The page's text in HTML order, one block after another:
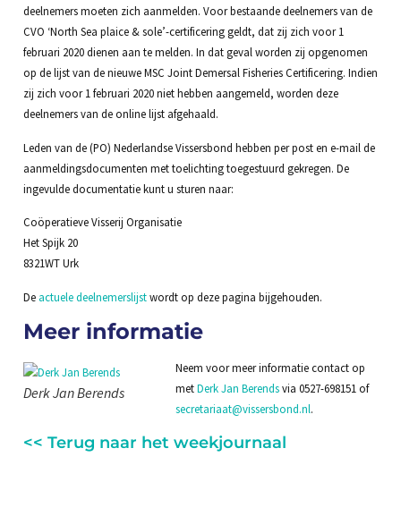
deelnemers moeten zich aanmelden. Voor bestaande deelnemers van de
CVO ‘North Sea plaice & sole’-certificering geldt, dat zij zich voor 1
februari 2020 dienen aan te melden. In dat geval worden zij opgenomen
op de lijst van de nieuwe MSC Joint Demersal Fisheries Certificering. Indien
zij zich voor 1 februari 2020 niet hebben aangemeld, worden deze
deelnemers van de online lijst afgehaald.
Leden van de (PO) Nederlandse Vissersbond hebben per post en e-mail de
aanmeldingsdocumenten met toelichting toegestuurd gekregen. De
ingevulde documentatie kunt u sturen naar:
Coöperatieve Visserij Organisatie
Het Spijk 20
8321WT Urk
De actuele deelnemerslijstwordt op deze pagina bijgehouden.
Meer informatie
Derk Jan Berends
Neem voor meer informatie contact op
metDerk Jan Berendsvia 0527-698151 of
secretariaat@vissersbond.nl.
<< Terug naar het weekjournaal